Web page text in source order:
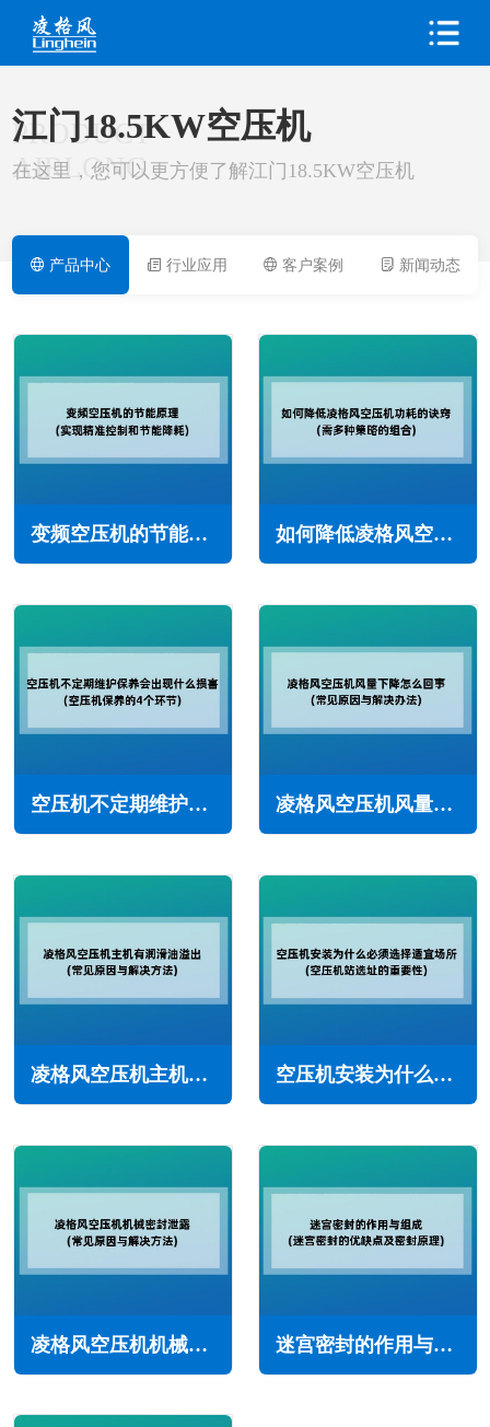
PRODUCT
AIRLONG
江门18.5KW空压机
在这里，您可以更方便了解江门18.5KW空压机
产品中心 行业应用 客户案例 新闻动态
变频空压机的节能原理(实现精准控制和节能降耗) 如何降低凌格风空压机功耗的诀窍(需多种策略的组合)
空压机不定期维护保养会出现什么损害(空压机保养的4个环节) 凌格风空压机风量下降怎么回事(常见原因与解决办法)
凌格风空压机主机有润滑油溢出怎么办(常见原因与解决方法) 空压机安装为什么必须选择适宜场所(空压机站选址的重要性)
凌格风空压机机械密封泄露怎么办(常见原因与解决方法) 迷宫密封的作用与组成(迷宫密封的优缺点及密封原理)